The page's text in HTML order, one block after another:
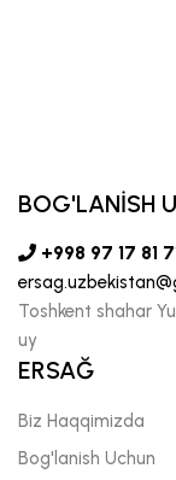
BOG'LANİSH
+998 97 17 81
Toshkent shahar
uy
ERSAĞ
Biz Haqqimizda
Bog'lanish Uchun